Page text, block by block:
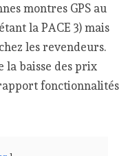
montres GPS au
la PACE 3) mais
les revendeurs.
la baisse des prix
fonctionnalités